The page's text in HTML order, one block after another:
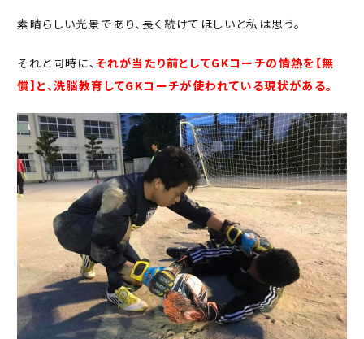
素晴らしい光景であり、長く続けてほしいと私は思う。
それと同時に、それが当たり前としてGKコーチの情熱を【無
償】と、洗脳教育してGKコーチが使われている現状がある。